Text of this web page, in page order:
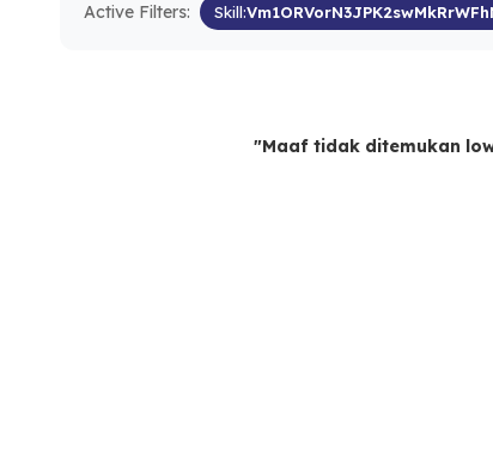
Active Filters: Skill:
"Maaf tidak ditemukan